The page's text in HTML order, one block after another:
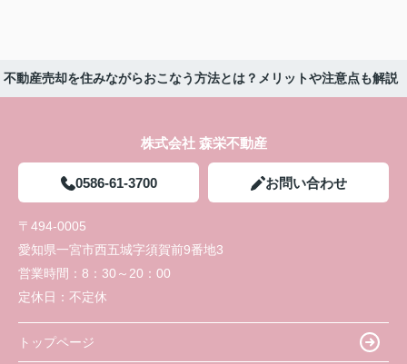
不動産売却を住みながらおこなう方法とは？メリットや注意点も解説
株式会社 森栄不動産
0586-61-3700 お問い合わせ
〒494-0005
愛知県一宮市西五城字須賀前9番地3
営業時間： 8：30～20：00
定休日： 不定休
トップページ